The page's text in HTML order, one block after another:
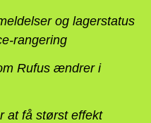
og lagerstatus
rangering
Rufus ændrer i
at få størst effekt